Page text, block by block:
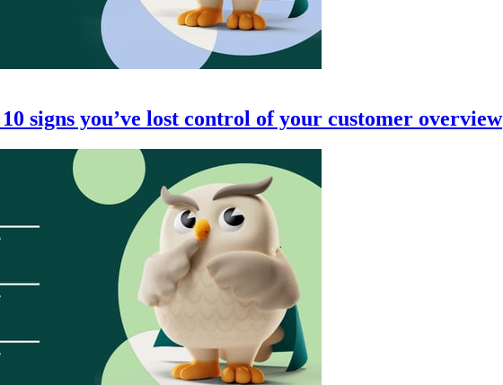
signs you’ve lost control of your customer overview